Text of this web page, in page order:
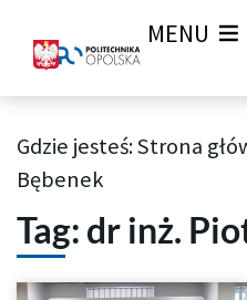
MENU
Archiwum Tagów aktualności Wiadomości
Gdzie jesteś:Strona
Bębenek
Tag: dr inż.